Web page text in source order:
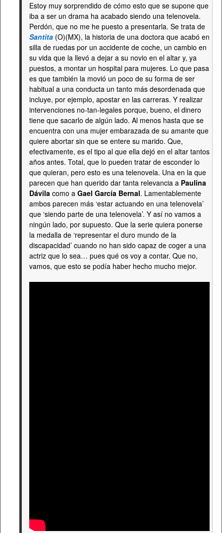
Estoy muy sorprendido de cómo esto que se supone que
iba a ser un drama ha acabado siendo una telenovela.
Perdón, que no me he puesto a presentarla. Se trata de
Santita (O)(MX), la historia de una doctora que acabó en
silla de ruedas por un accidente de coche, un cambio en
su vida que la llevó a dejar a su novio en el altar y, ya
puestos, a montar un hospital para mujeres. Lo que pasa
es que también la movió un poco de su forma de ser
habitual a una conducta un tanto más desordenada que
incluye, por ejemplo, apostar en las carreras. Y realizar
intervenciones no-tan-legales porque, bueno, el dinero
tiene que sacarlo de algún lado. Al menos hasta que se
encuentra con una mujer embarazada de su amante que
quiere abortar sin que se entere su marido. Que,
efectivamente, es el tipo al que ella dejó en el altar tantos
años antes. Total, que lo pueden tratar de esconder lo
que quieran, pero esto es una telenovela. Una en la que
parecen que han querido dar tanta relevancia a Paulina
Dávila como a Gael García Bernal. Lamentablemente
ambos parecen más ‘estar actuando en una telenovela’
que ‘siendo parte de una telenovela’. Y así no vamos a
ningún lado, por supuesto. Que la serie quiera ponerse
la medalla de ‘representar el duro mundo de la
discapacidad’ cuando no han sido capaz de coger a una
actriz que lo sea… pues qué os voy a contar. Que no,
vamos, que esto se podía haber hecho mucho mejor.